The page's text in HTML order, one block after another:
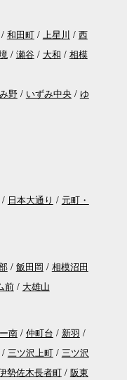
和田町 上星川
西
瀬谷 大和
相模
野 いずみ中央
ゆ
日本大通り
元町・
飯田岡
相模沼田
前 大雄山
南 仲町台
新羽
三ツ沢上町
三ツ沢
勢佐木長者町
阪東